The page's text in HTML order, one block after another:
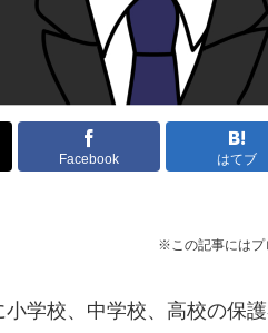
Facebook はてブ
※この記事にはプ
学校、中学校、高校の保